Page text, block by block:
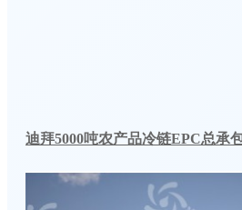
迪拜5000吨农产品冷链EPC总承